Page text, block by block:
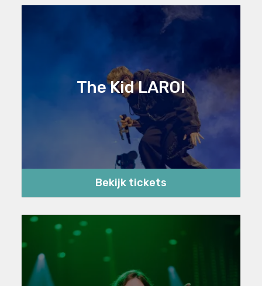
The Kid LAROI
Bekijk tickets